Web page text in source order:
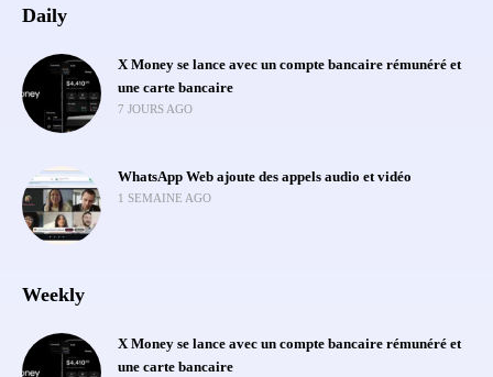
Daily
X Money se lance avec un compte bancaire rémunéré et
une carte bancaire
7 JOURS AGO
WhatsApp Web ajoute des appels audio et vidéo
1 SEMAINE AGO
Weekly
X Money se lance avec un compte bancaire rémunéré et
une carte bancaire